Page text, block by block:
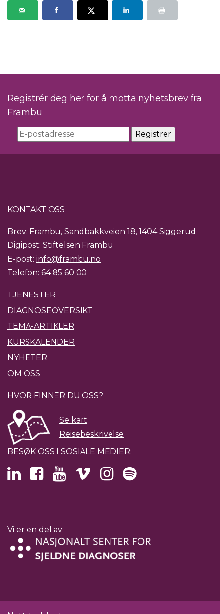
Registrér deg her for å motta nyhetsbrev fra
Frambu
KONTAKT OSS
Brev: Frambu, Sandbakkveien 18, 1404 Siggerud
Digipost: Stiftelsen Frambu
E-post: info@frambu.no
Telefon: 64 85 60 00
TJENESTER
DIAGNOSEOVERSIKT
TEMA-ARTIKLER
KURSKALENDER
NYHETER
OM OSS
HVOR FINNER DU OSS?
Se kart
Reisebeskrivelse
BESØK OSS I SOSIALE MEDIER:
Vi er en del av